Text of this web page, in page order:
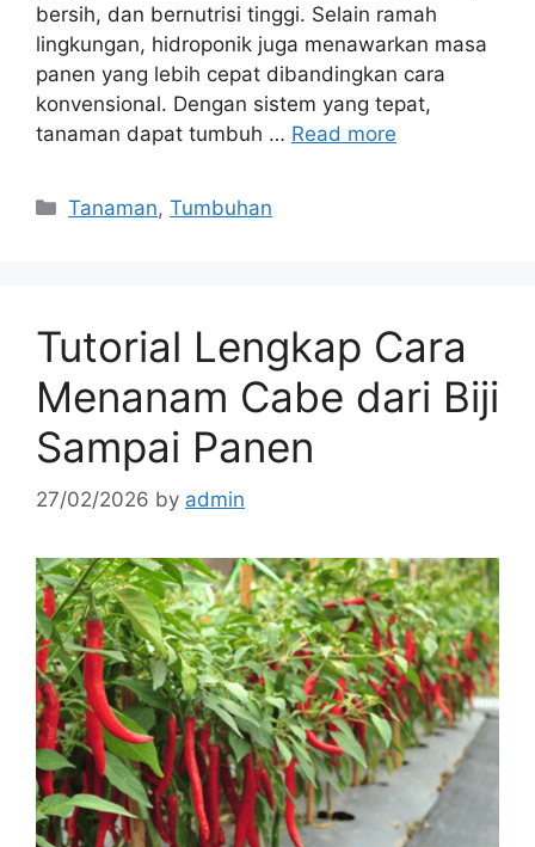
bersih, dan bernutrisi tinggi. Selain ramah
lingkungan, hidroponik juga menawarkan masa
panen yang lebih cepat dibandingkan cara
konvensional. Dengan sistem yang tepat,
tanaman dapat tumbuh … Read more
Categories
Tanaman,Tumbuhan
Tutorial Lengkap Cara
Menanam Cabe dari Biji
Sampai Panen
27/02/2026 by admin